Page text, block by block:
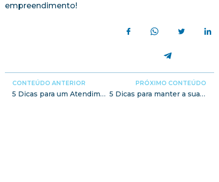
empreendimento!
CONTEÚDO ANTERIOR
5 Dicas para um Atendimento com Excelência
PRÓXIMO CONTEÚDO
5 Dicas para manter a sua equipe motivada